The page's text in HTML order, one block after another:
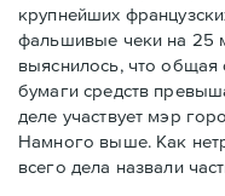
крупнейших
фальшивые чеки на 25
выяснилось, что
бумаги средств
деле участвует мэр
Намного выше. Как
всего дела назвали